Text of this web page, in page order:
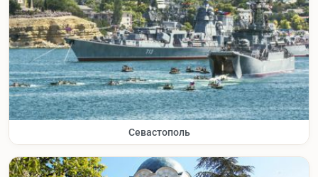
Севастополь